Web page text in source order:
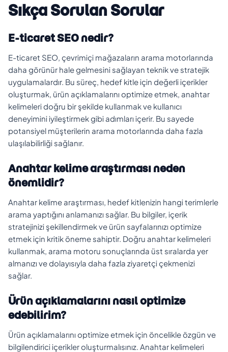
Sıkça Sorulan Sorular
E-ticaret SEO nedir?
E-ticaret SEO, çevrimiçi mağazaların arama motorlarında
daha görünür hale gelmesini sağlayan teknik ve stratejik
uygulamalardır. Bu süreç, hedef kitle için değerli içerikler
oluşturmak, ürün açıklamalarını optimize etmek, anahtar
kelimeleri doğru bir şekilde kullanmak ve kullanıcı
deneyimini iyileştirmek gibi adımları içerir. Bu sayede
potansiyel müşterilerin arama motorlarında daha fazla
ulaşılabilirliği sağlanır.
Anahtar kelime araştırması neden
önemlidir?
Anahtar kelime araştırması, hedef kitlenizin hangi terimlerle
arama yaptığını anlamanızı sağlar. Bu bilgiler, içerik
stratejinizi şekillendirmek ve ürün sayfalarınızı optimize
etmek için kritik öneme sahiptir. Doğru anahtar kelimeleri
kullanmak, arama motoru sonuçlarında üst sıralarda yer
almanızı ve dolayısıyla daha fazla ziyaretçi çekmenizi
sağlar.
Ürün açıklamalarını nasıl optimize
edebilirim?
Ürün açıklamalarını optimize etmek için öncelikle özgün ve
bilgilendirici içerikler oluşturmalısınız. Anahtar kelimeleri